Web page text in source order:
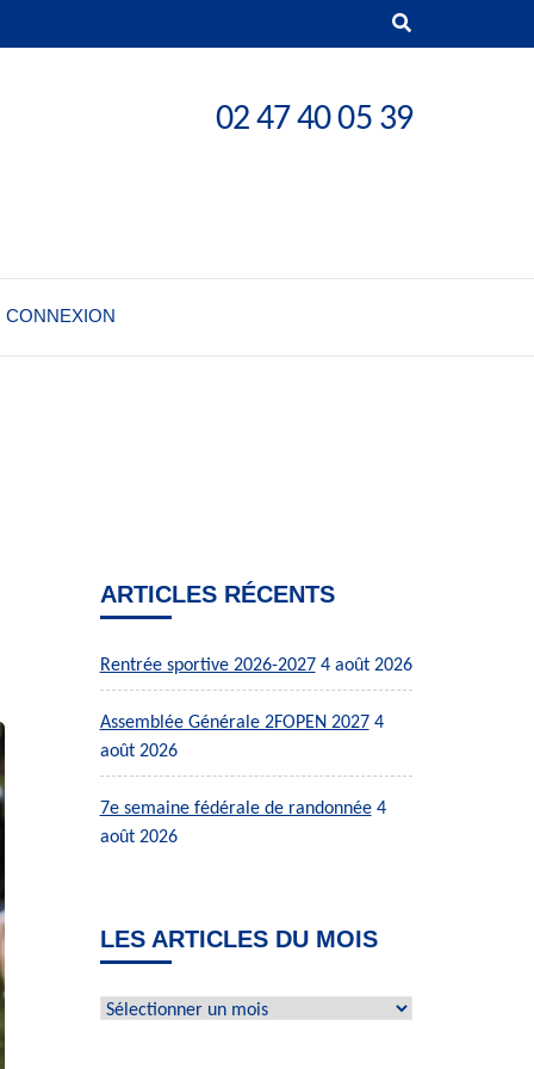
02 47 40 05 39
CONNEXION
ARTICLES RÉCENTS
Rentrée sportive 2026-2027 4 août 2026
Assemblée Générale 2FOPEN 2027 4
août 2026
7e semaine fédérale de randonnée 4
août 2026
LES ARTICLES DU MOIS
Les